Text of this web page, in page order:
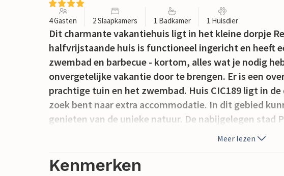
4 Gasten 2 Slaapkamers 1 Badkamer 1 Huisdier
Dit charmante vakantiehuis ligt in het kleine dorpje
halfvrijstaande huis is functioneel ingericht en heeft
zwembad en barbecue - kortom, alles wat je nodig
onvergetelijke vakantie door te brengen. Er is een
prachtige tuin en het zwembad. Huis CIC189 ligt in
zoek bent naar extra accommodatie. In dit gebied
genieten van de unieke natuur. De nabijgelegen stad
een verscheidenheid aan culturele activiteiten.
Meer lezen
Kenmerken